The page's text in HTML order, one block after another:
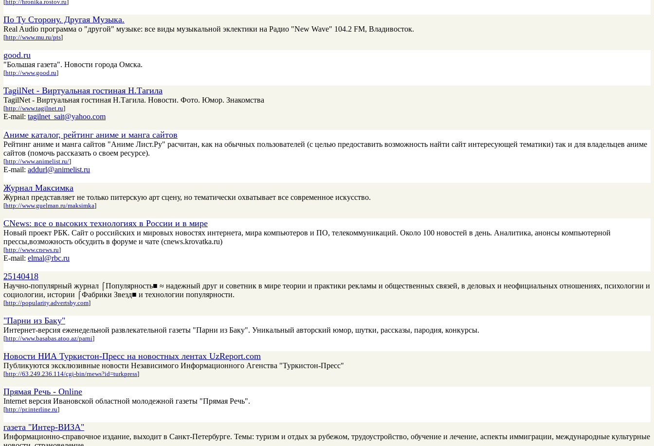
[http://hronika.rostov.ru]
По Ту Сторону. Другая Музыка.
Real Audio программа о "другой" музыке: все виды музыкальной эклектики на Радио "New Wave" 104.2 FM, Владивосток.
[http://www.mu.ru/pts]
good.ru
"Большая газета". Новости города Омска.
[http://www.good.ru]
TagilNet - Виртуальная гостиная Н.Тагила
TagilNet - Виртуальная гостиная Н.Тагила. Новости. Фото. Юмор. Знакомства
[http://www.tagilnet.ru]
E-mail: tagilnet_sait@yahoo.com
Аниме каталог, рейтинг аниме и манга сайтов
Рейтинг аниме и манга сайтов "Аниме Лист.Ру" расчитан, как на обычных пользователей (с целью предоставить возможность найти сайт интересующей тематики) так и для владельцев аниме
сайтов (помочь рассказать о своем ресурсе).
[http://www.animelist.ru/]
E-mail: addurl@animelist.ru
Журнал Максимка
Журнал представляет не только питерскую арт сцену, но тематически охватывает все современное искусство.
[http://www.guelman.ru/maksimka]
CNews: все о высоких технологиях в России и в мире
Новый проект РБК. Сайт о российских и мировых новостях интернета, мира компьютеров и ПО, телекоммуникаций. Около 100 новостей в день. Аналитика, анонсы компьютерной
прессы,возможность обсудить в форуме и чате (cnews.krovatka.ru)
[http://www.cnews.ru]
E-mail: elmal@rbc.ru
25140418
Научно-популярный журнал ⌠Популярность■ ≈ надежный друг и советник в мире теории и практики рекламы и общественных связей, в деловых и неофициальных отношениях, психологии и
социологии, истории ⌠Фабрики Звезд■ и технологии популярности.
[http://popularity.advertsby.com]
"Парни из Баку"
Интернет-версия еженедельной развлекательной газеты "Парни из Баку". Уникальный авторский юмор, шутки, рассказы, пародия, конкурсы.
[http://www.basabas.atoo.az/parni]
Новости НИА Туркистон-Пресс на новостных лентах UzReport.com
Публикуются эксклюзивные новости Независимого Информационного Агенства "Туркистон-Пресс"
[http://63.249.236.114/cgi-bin/rnews?id=turkpress]
Прямая Речь - Online
Internet версия Ивановской областной молодежной газеты "Прямая Речь".
[http://pr.interline.ru]
газета "Интер-ВИЗА"
Информационно-справочное издание, выходит в Санкт-Петербурге. Темы: туризм и отдых за рубежом, трудоустройство, обучение и лечение, аспекты иммиграции, международные культурные